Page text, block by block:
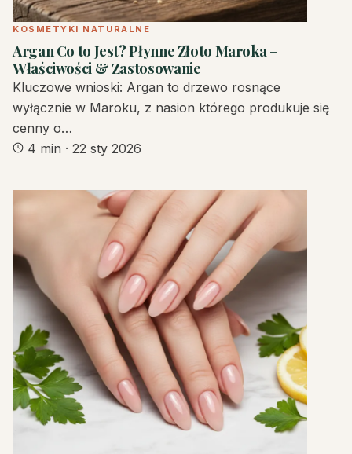
KOSMETYKI NATURALNE
Argan Co to Jest? Płynne Złoto Maroka –
Właściwości & Zastosowanie
Kluczowe wnioski: Argan to drzewo rosnące
wyłącznie w Maroku, z nasion którego produkuje się
cenny o…
4 min · 22 sty 2026